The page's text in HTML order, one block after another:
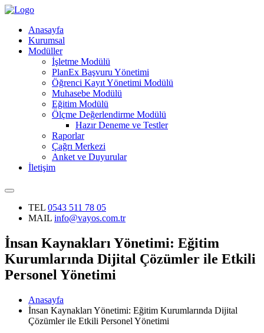
Anasayfa
Kurumsal
Modüller
İşletme Modülü
PlanEx Başvuru Yönetimi
Öğrenci Kayıt Yönetimi Modülü
Muhasebe Modülü
Eğitim Modülü
Ölçme Değerlendirme Modülü
Hazır Deneme ve Testler
Raporlar
Çağrı Merkezi
Anket ve Duyurular
İletişim
TEL 0543 511 78 05
MAIL info@vayos.com.tr
İnsan Kaynakları Yönetimi: Eğitim
Kurumlarında Dijital Çözümler ile Etkili
Personel Yönetimi
Anasayfa
İnsan Kaynakları Yönetimi: Eğitim Kurumlarında Dijital
Çözümler ile Etkili Personel Yönetimi